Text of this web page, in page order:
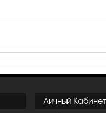
Личный Кабинет